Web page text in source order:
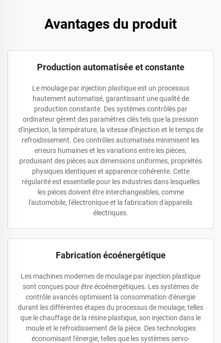
Avantages du produit
Production automatisée et constante
Le moulage par injection plastique est un processus
hautement automatisé, garantissant une qualité de
production constante. Des systèmes contrôlés par
ordinateur gèrent des paramètres clés tels que la pression
d'injection, la température, la vitesse d'injection et le temps de
refroidissement. Ces contrôles automatisés minimisent les
erreurs humaines et les variations entre les pièces,
produisant des pièces aux dimensions uniformes, propriétés
physiques identiques et apparence cohérente. Cette
régularité est essentielle pour les industries dans lesquelles
les pièces doivent être interchangeables, comme
l'automobile, l'électronique et la fabrication d'appareils
électriques.
Fabrication écoénergétique
Les machines modernes de moulage par injection plastique
sont conçues pour être écoénergétiques. Les systèmes de
contrôle avancés optimisent la consommation d'énergie
durant les différentes étapes du processus de moulage, telles
que le chauffage de la résine plastique, son injection dans le
moule et le refroidissement de la pièce. Des technologies
économisant l'énergie, telles que les systèmes servo-